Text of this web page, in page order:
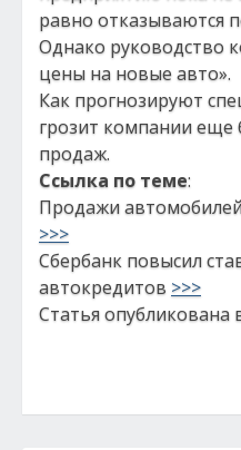
равно отказываются
Однако руководство
цены на новые авто».
Как прогнозируют
грозит компании
продаж.
Ссылка по теме:
Продажи
>>>
Сбербанк повысил
автокредитов >>>
Статья опубликована